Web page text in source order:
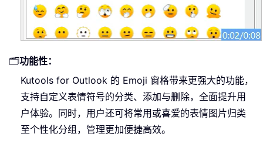
🗂️功能性：
Kutools for Outlook 的 Emoji 窗格带来更强大的功能，
支持自定义表情符号的分类、添加与删除，全面提升用
户体验。同时，用户还可将常用或喜爱的表情图片归类
至个性化分组，管理更加便捷高效。